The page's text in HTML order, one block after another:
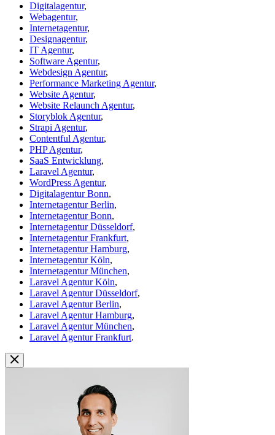
Digitalagentur,
Webagentur,
Internetagentur,
Designagentur,
IT Agentur,
Software Agentur,
Webdesign Agentur,
Performance Marketing Agentur,
Website Agentur,
Website Relaunch Agentur,
Storyblok Agentur,
Strapi Agentur,
Contentful Agentur,
PHP Agentur,
SaaS Entwicklung,
Laravel Agentur,
WordPress Agentur,
Digitalagentur Bonn,
Internetagentur Berlin,
Internetagentur Bonn,
Internetagentur Düsseldorf,
Internetagentur Frankfurt,
Internetagentur Hamburg,
Internetagentur Köln,
Internetagentur München,
Laravel Agentur Köln,
Laravel Agentur Düsseldorf,
Laravel Agentur Berlin,
Laravel Agentur Hamburg,
Laravel Agentur München,
Laravel Agentur Frankfurt.